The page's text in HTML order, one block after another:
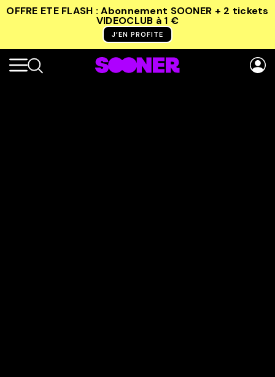
OFFRE ETE FLASH : Abonnement SOONER + 2 tickets
VIDEOCLUB à 1 €
J’EN PROFITE